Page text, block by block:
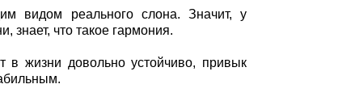
видом реального слона. Значит, у
знает, что такое гармония.
в жизни довольно устойчиво, привык